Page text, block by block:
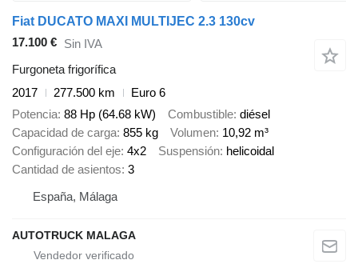
Fiat DUCATO MAXI MULTIJEC 2.3 130cv
17.100 € Sin IVA
Furgoneta frigorífica
2017
277.500 km
Euro 6
Potencia 88 Hp (64.68 kW) Combustible diésel
Capacidad de carga 855 kg Volumen 10,92 m³
Configuración del eje 4x2 Suspensión helicoidal
Cantidad de asientos 3
España, Málaga
AUTOTRUCK MALAGA